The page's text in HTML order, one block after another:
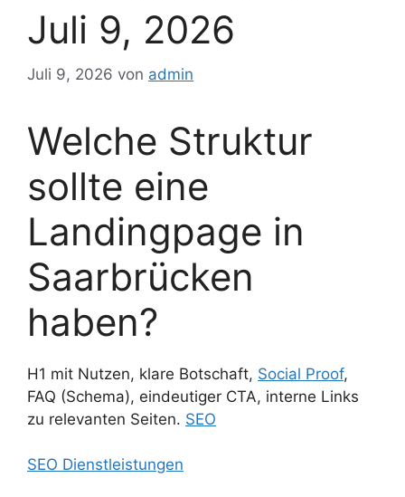
Juli 9, 2026
Juli 9, 2026 von admin
Welche Struktur
sollte eine
Landingpage in
Saarbrücken
haben?
H1 mit Nutzen, klare Botschaft, Social Proof,
FAQ (Schema), eindeutiger CTA, interne Links
zu relevanten Seiten. SEO
SEO Dienstleistungen